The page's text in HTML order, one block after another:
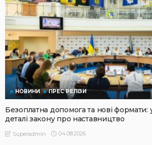
НОВИНИ ПРЕС РЕЛІЗИ
Безоплатна допомога та нові
деталі закону про наставництво
Superadmin 04.08.2026